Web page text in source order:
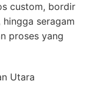
custom, bordir
seragam
proses yang
Utara